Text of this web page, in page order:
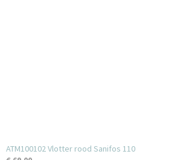
ATM100102 Vlotter rood Sanifos 110